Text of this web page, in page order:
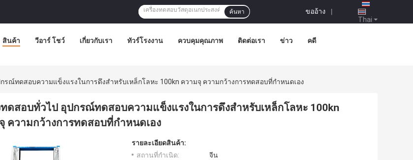
Thai
ขออ้าง |
ค้นหา
สินค้า วีอาร์ โชว์ เกี่ยวกับเรา ทัวร์โรงงาน ควบคุมคุณภาพ ติดต่อเรา ข่าว คดี
รณ์ทดสอบความแข็งแรงในการดึงสําหรับเหล็กโลหะ 100kn ความจุ ความกว้างการทดสอบที่กําหนดเอง
ทดสอบทั่วไป อุปกรณ์ทดสอบความแข็งแรงในการดึงสําหรับเหล็กโลหะ 100kn
ความกว้างการทดสอบที่กําหนดเอง
รายละเอียดสินค้า:
สถานที่กำเนิด:
จีน